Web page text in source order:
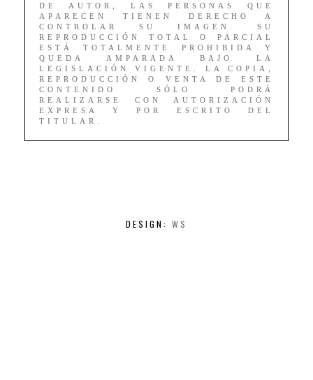
DE AUTOR, LAS PERSONAS QUE
APARECEN TIENEN DERECHO A
CONTROLAR SU IMAGEN. SU
REPRODUCCIÓN TOTAL O PARCIAL
ESTÁ TOTALMENTE PROHIBIDA Y
QUEDA AMPARADA BAJO LA
LEGISLACIÓN VIGENTE. LA COPIA,
REPRODUCCIÓN O VENTA DE ESTE
CONTENIDO SÓLO PODRÁ
REALIZARSE CON AUTORIZACIÓN
EXPRESA Y POR ESCRITO DEL
TITULAR.
DESIGN: WS